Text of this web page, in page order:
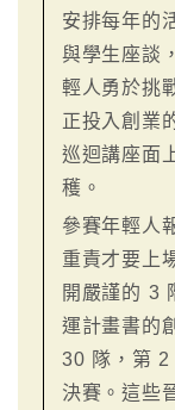
安排每年的
與學生座談
輕人勇於挑
正投入創業
巡迴講座面
穫。
參賽年輕人
重責才要上
開嚴謹的 3
運計畫書的
30 隊，第 2
決賽。這些